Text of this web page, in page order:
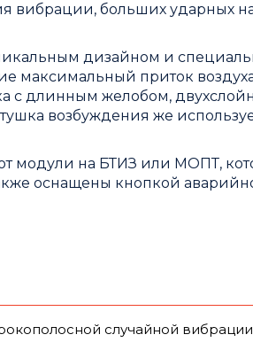
вибрации, больших ударных
дизайном и
максимальный приток
с длинным желобом,
возбуждения же
модули на БТИЗ или МОПТ,
оснащены кнопкой
случайной